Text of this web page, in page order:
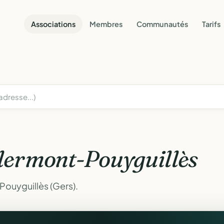
Associations Membres Communautés Tarifs
Pouyguillès
(Gers).